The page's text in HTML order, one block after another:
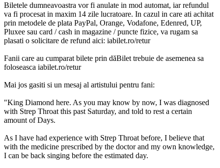
Biletele dumneavoastra vor fi anulate in mod automat, iar refundul
va fi procesat in maxim 14 zile lucratoare. In cazul in care ati achitat
prin metodele de plata PayPal, Orange, Vodafone, Edenred, UP,
Pluxee sau card / cash in magazine / puncte fizice, va rugam sa
plasati o solicitare de refund aici: iabilet.ro/retur
Fanii care au cumparat bilete prin dăBilet trebuie de asemenea sa
foloseasca iabilet.ro/retur
Mai jos gasiti si un mesaj al artistului pentru fani:
"King Diamond here. As you may know by now, I was diagnosed
with Strep Throat this past Saturday, and told to rest a certain
amount of Days.
As I have had experience with Strep Throat before, I believe that
with the medicine prescribed by the doctor and my own knowledge,
I can be back singing before the estimated day.